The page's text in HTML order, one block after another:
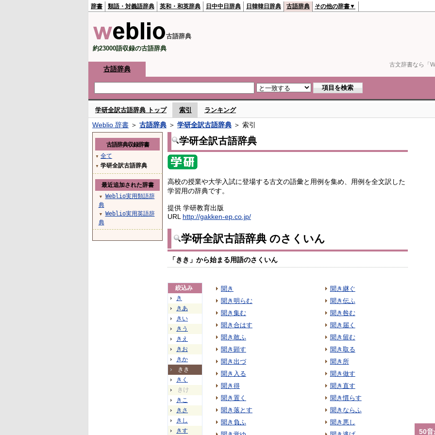
古文辞書なら「
辞書 類語・対義語辞典 英和・和英辞典 日中中日辞典 日韓韓日辞典 古語辞典 その他の辞書▼
古語辞典
約23000語収録の古語辞典
古語辞典
学研全訳古語辞典 トップ 索引 ランキング
Weblio 辞書 ＞ 古語辞典 ＞ 学研全訳古語辞典 ＞ 索引
学研全訳古語辞典
高校の授業や大学入試に登場する古文の語彙と用例を集め、用例を全文訳した
学習用の辞典です。
提供 学研教育出版
URL http://gakken-ep.co.jp/
学研全訳古語辞典 のさくいん
「きき」から始まる用語のさくいん
絞込み
き
きあ
きい
きう
きえ
きお
きか
きき
きく
きけ
きこ
きさ
きし
きす
聞き
聞き明らむ
聞き集む
聞き合はす
聞き敢ふ
聞き顕す
聞き出づ
聞き入る
聞き得
聞き置く
聞き落とす
聞き負ふ
聞き継ぐ
聞き伝ふ
聞き咎む
聞き届く
聞き留む
聞き取る
聞き所
聞き做す
聞き直す
聞き慣らす
聞きならふ
聞き悪し
古語辞典収録辞書
▼ 全て
▼ 学研全訳古語辞典
最近追加された辞書
▼
Weblio実用類語辞
典
▼
Weblio実用英語辞
典
50音